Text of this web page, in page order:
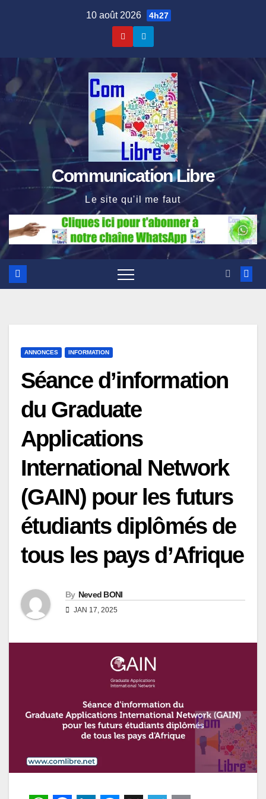
10 août 2026 4h27
Communication Libre
Le site qu'il me faut
ANNONCES INFORMATION
Séance d’information
du Graduate
Applications
International Network
(GAIN) pour les futurs
étudiants diplômés de
tous les pays d’Afrique
By Neved BONI
JAN 17, 2025